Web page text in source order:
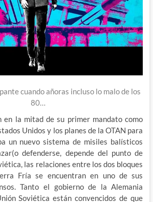
cuando añoras incluso lo malo de los
80…
en la mitad de su primer mandato como
Unidos y los planes de la OTAN para
un nuevo sistema de misiles balísticos
defenderse, depende del punto de
las relaciones entre los dos bloques
Fría se encuentran en uno de sus
Tanto el gobierno de la Alemania
Soviética están convencidos de que